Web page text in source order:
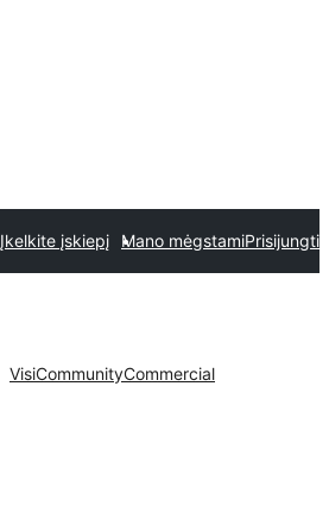
Įkelkite įskiepį Mano mėgstamiPrisijungti
VisiCommunityCommercial